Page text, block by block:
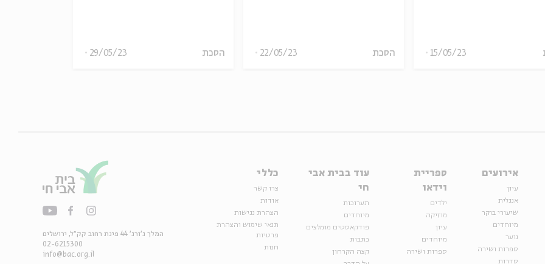
הסכת 29/05/23 הסכת 22/05/23 15/05/23
אירועים
עיון
אנגלית
שיעורי בוקר
מיוחדים
נוער
ספרות ושירה
סדרות
ספריית
וידאו
ילדים
מוזיקה
עיון
מיוחדים
ספרות ושירה
עוד בבית אבי
חי
תערוכות
מיוחדים
פודקאסטים מומלצים
כתבות
קצה הקרחון
כללי
צרו קשר
אודות
הצהרת נגישות
תנאי שימוש והצהרת
פרטיות
חנות
המלך ג'ורג' 44 פינת רחוב קק״ל, ירושלים
info@bac.org.il
02-6215300